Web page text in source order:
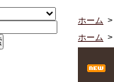
ホーム >
ホーム >